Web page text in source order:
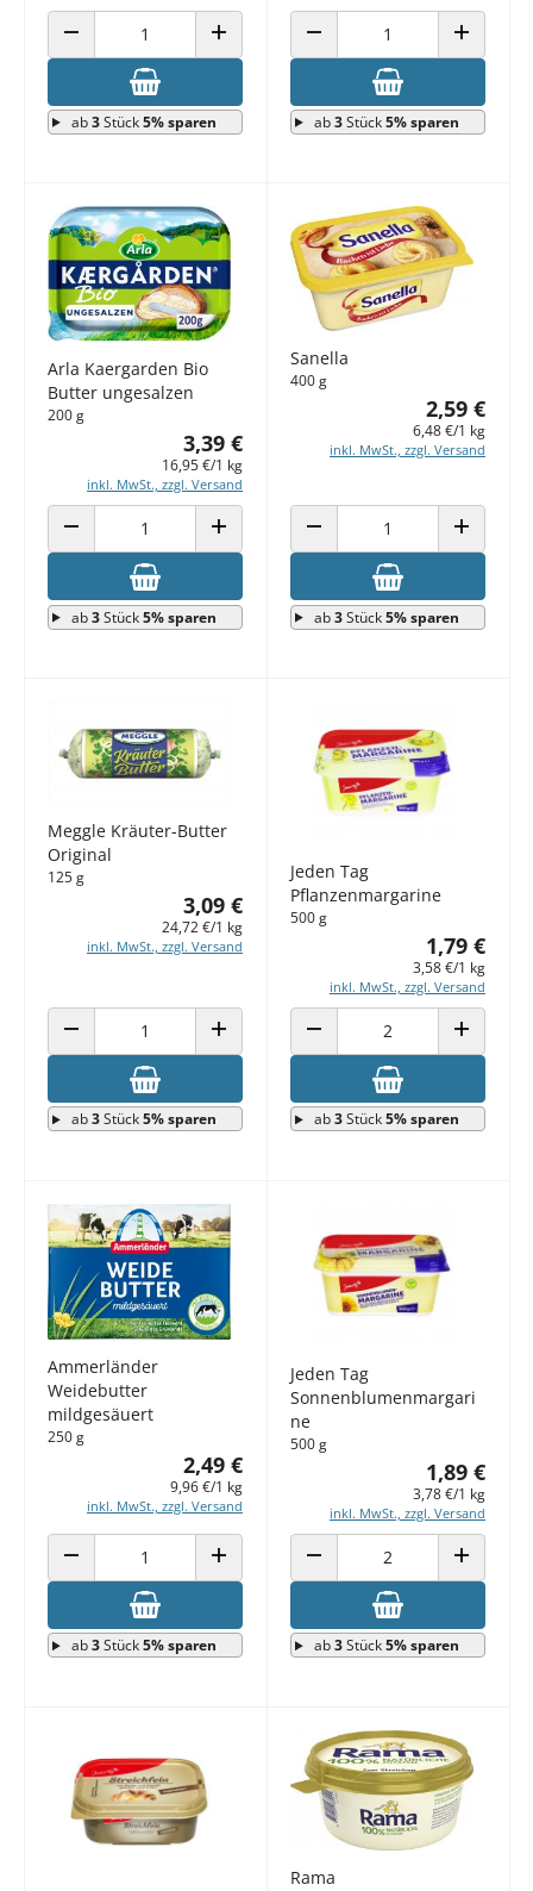
ANZAHL VERRINGERN ANZAHL ERHÖHEN
ab3Stück5% sparen
ANZAHL VERRINGERN ANZAHL
ab3Stück5% sparen
Arla Kaergarden Bio
Butter ungesalzen
200 g
3,39 €
16,95 €/1 kg
inkl. MwSt., zzgl. Versand
ANZAHL VERRINGERN ANZAHL ERHÖHEN
ab3Stück5% sparen
Sanella
400 g
2,59 €
6,48 €/1 kg
inkl. MwSt., zzgl. Versand
ANZAHL VERRINGERN ANZAHL
ab3Stück5% sparen
Meggle Kräuter-Butter
Original
125 g
3,09 €
24,72 €/1 kg
inkl. MwSt., zzgl. Versand
ANZAHL VERRINGERN ANZAHL ERHÖHEN
ab3Stück5% sparen
Jeden Tag
Pflanzenmargarine
500 g
1,79 €
3,58 €/1 kg
inkl. MwSt., zzgl. Versand
ANZAHL VERRINGERN ANZAHL
ab3Stück5% sparen
Ammerländer
Weidebutter
mildgesäuert
250 g
2,49 €
9,96 €/1 kg
inkl. MwSt., zzgl. Versand
ANZAHL VERRINGERN ANZAHL ERHÖHEN
ab3Stück5% sparen
Jeden Tag
Sonnenblumenmargari
ne
500 g
1,89 €
3,78 €/1 kg
inkl. MwSt., zzgl. Versand
ANZAHL VERRINGERN ANZAHL
ab3Stück5% sparen
Rama